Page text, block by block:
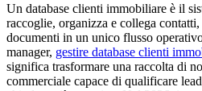
Un database clienti immobiliare è il
raccoglie, organizza e collega
documenti in un unico flusso
manager, gestire database clienti
significa trasformare una raccolta di
commerciale capace di qualificare